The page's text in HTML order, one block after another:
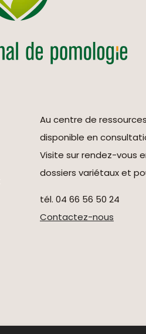
Au centre de
disponible en
Visite sur rendez-vous
dossiers variétaux et
tél. 04 66 56 50 24
Contactez-nous